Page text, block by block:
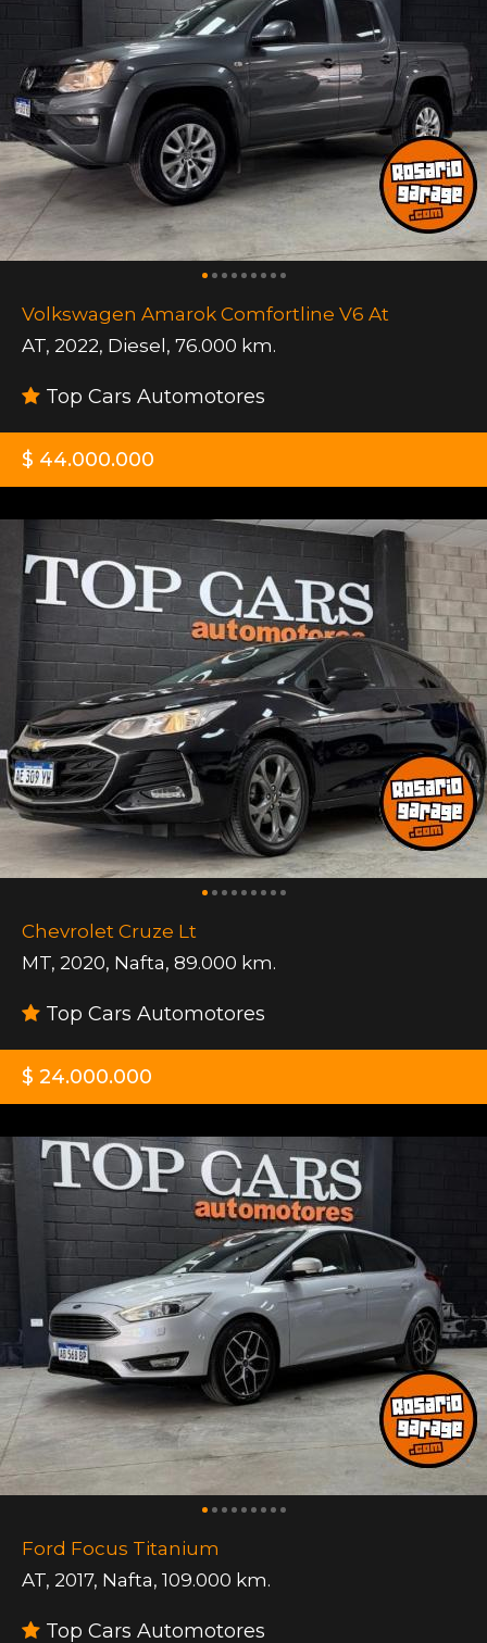
Volkswagen Amarok Comfortline V6 At
AT, 2022, Diesel, 76.000 km.
Top Cars Automotores
$ 44.000.000
Chevrolet Cruze Lt
MT, 2020, Nafta, 89.000 km.
Top Cars Automotores
$ 24.000.000
Ford Focus Titanium
AT, 2017, Nafta, 109.000 km.
Top Cars Automotores